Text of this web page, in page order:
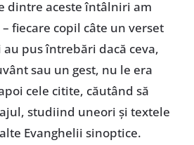
dintre aceste întâlniri am
fiecare copil câte un verset
pus întrebări dacă ceva,
sau un gest, nu le era
cele citite, căutând să
studiind uneori şi textele
Evanghelii sinoptice.